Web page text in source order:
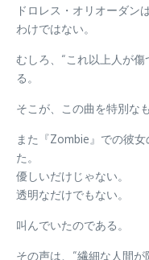
ドロレス・オリオーダン
わけではない。
むしろ、“これ以上人が
る。
そこが、この曲を特別な
また『Zombie』での彼
た。
優しいだけじゃない。
透明なだけでもない。
叫んでいたのである。
その声は、“繊細な人間が